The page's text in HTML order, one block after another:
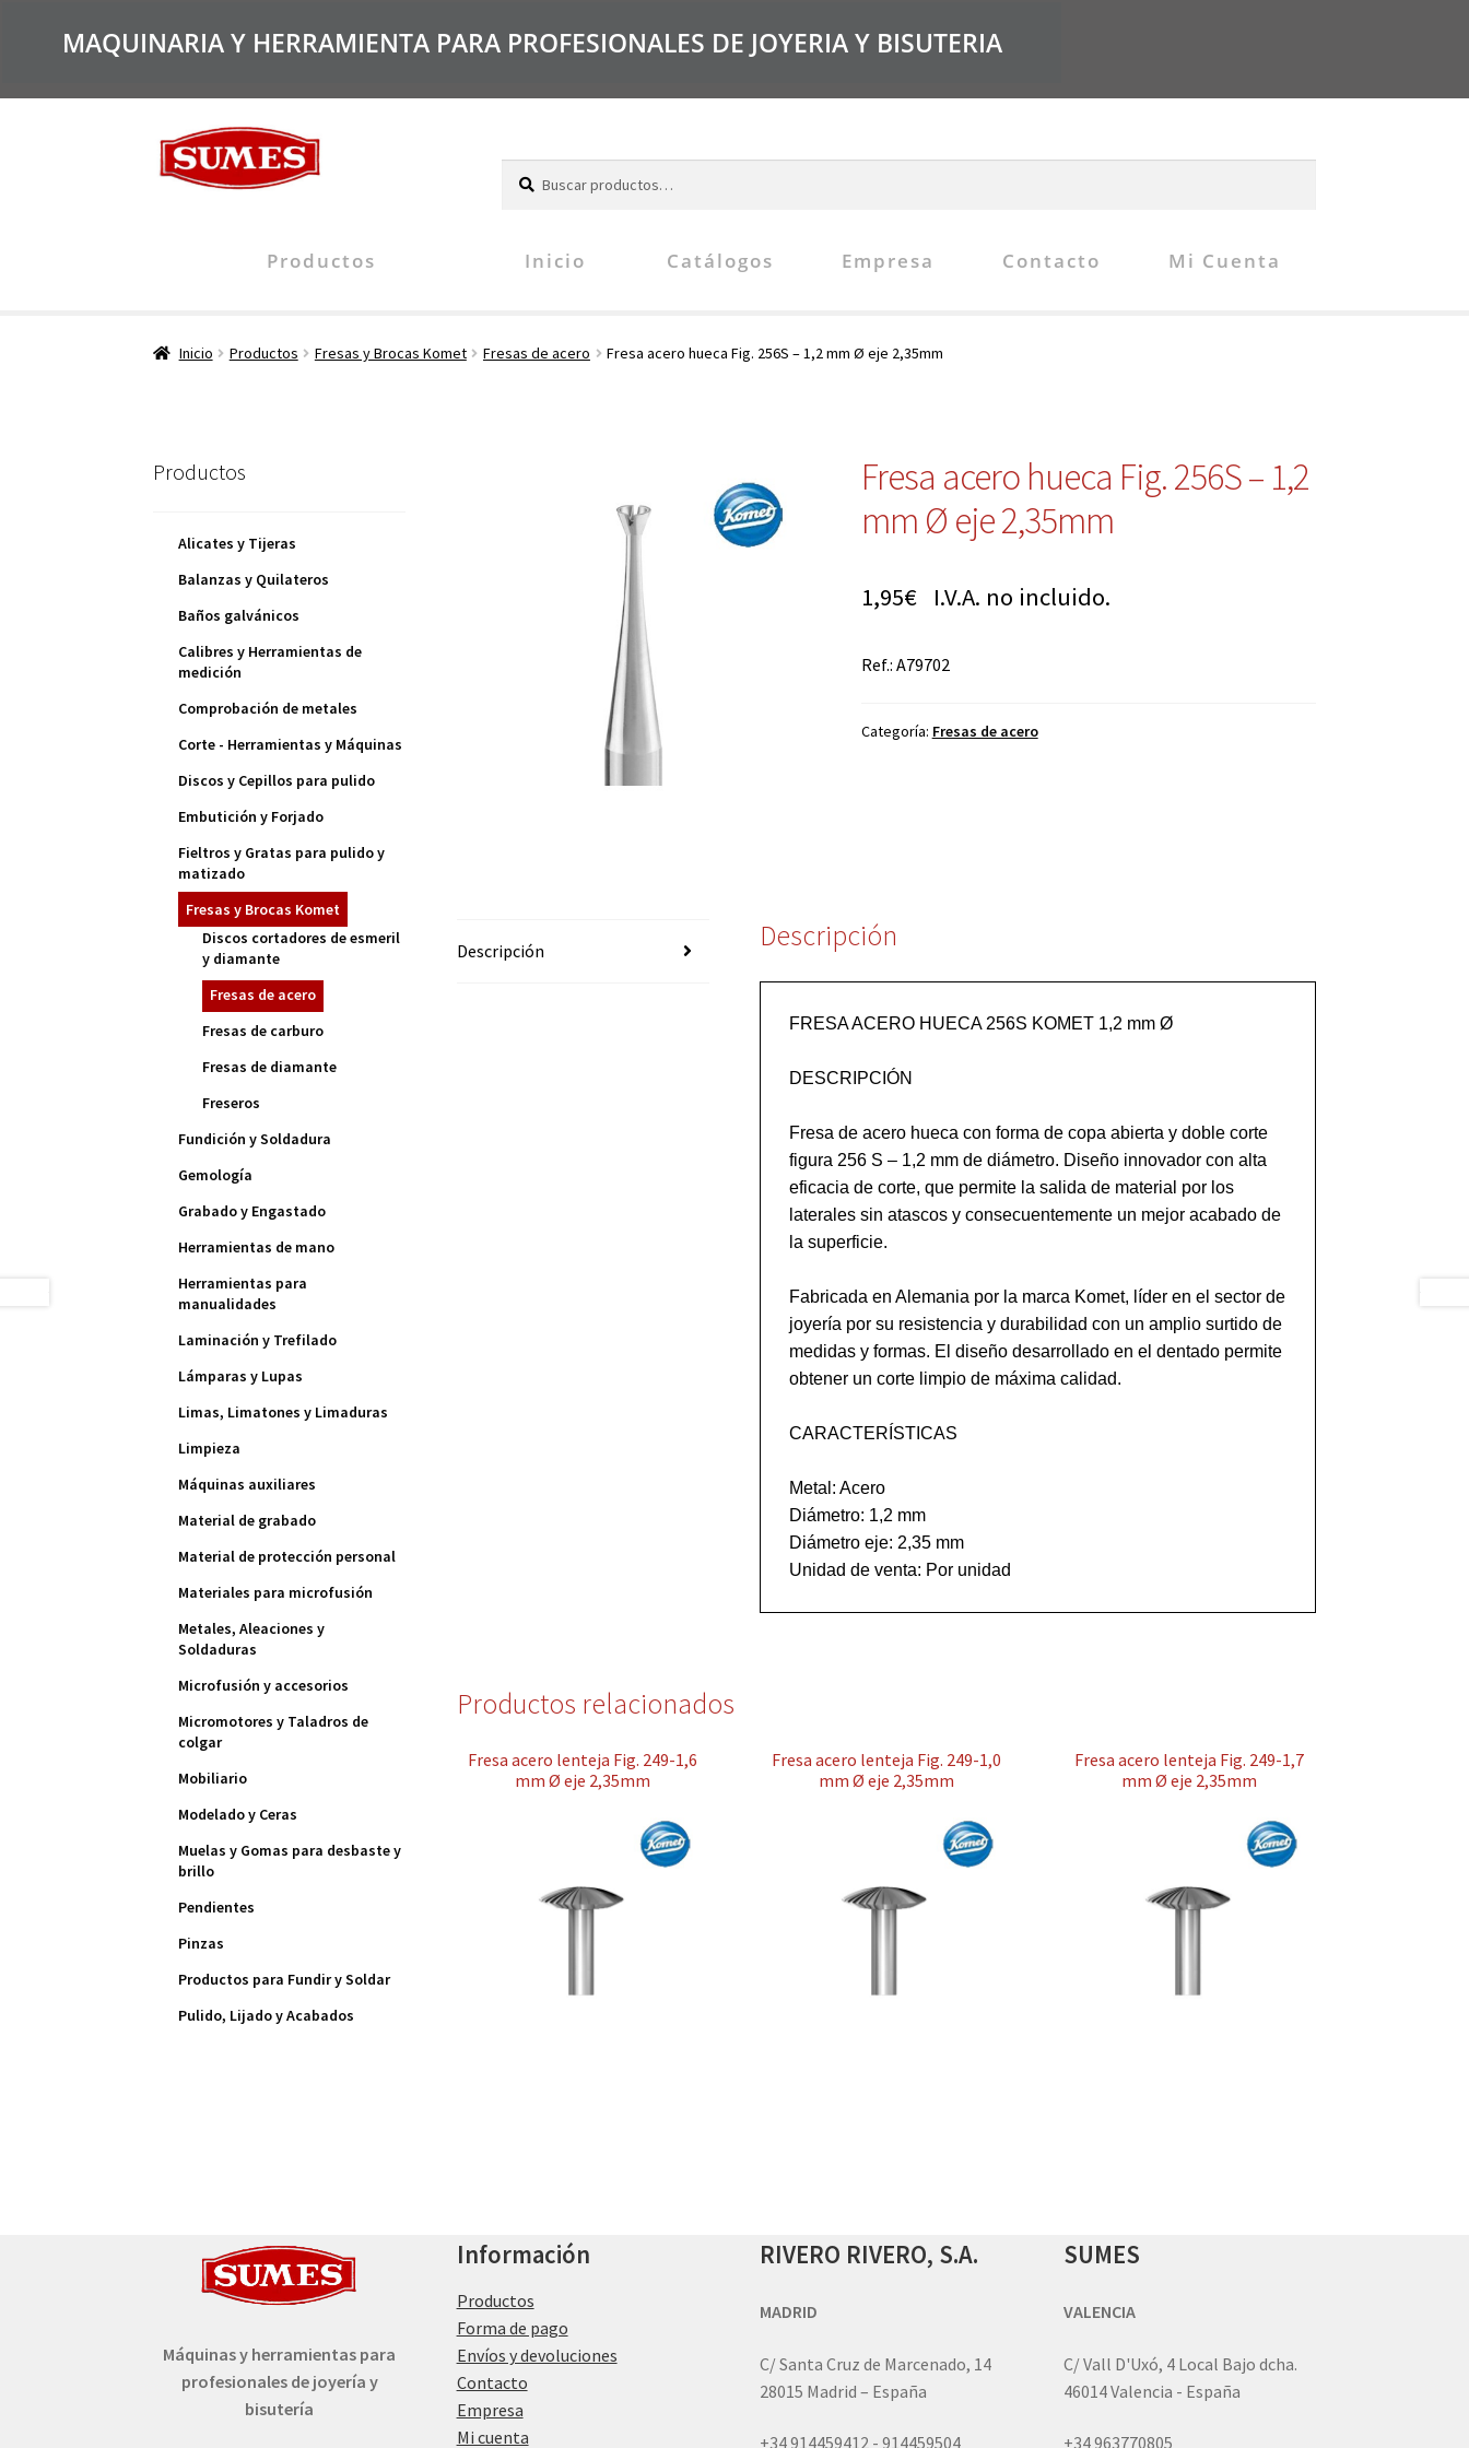
MAQUINARIA Y HERRAMIENTA PARA PROFESIONALES DE JOYERIA Y BISUTERIA
Productos Inicio Catálogos Empresa Contacto Mi Cuenta
Inicio Productos Fresas y Brocas Komet Fresas de acero Fresa acero hueca Fig. 256S – 1,2 mm Ø eje 2,35mm
Fresa acero hueca Fig. 256S – 1,2
mm Ø eje 2,35mm
1,95€I.V.A. no incluido.
Ref.: A79702
Categoría: Fresas de acero
Descripción Descripción
FRESA ACERO HUECA 256S KOMET 1,2 mm Ø
DESCRIPCIÓN
Fresa de acero hueca con forma de copa abierta y doble corte
figura 256 S – 1,2 mm de diámetro. Diseño innovador con alta
eficacia de corte, que permite la salida de material por los
laterales sin atascos y consecuentemente un mejor acabado de
la superficie.
Fabricada en Alemania por la marca Komet, líder en el sector de
joyería por su resistencia y durabilidad con un amplio surtido de
medidas y formas. El diseño desarrollado en el dentado permite
obtener un corte limpio de máxima calidad.
CARACTERÍSTICAS
Metal: Acero
Diámetro: 1,2 mm
Diámetro eje: 2,35 mm
Unidad de venta: Por unidad
Productos relacionados
Fresa acero lenteja Fig. 249-1,6
mm Ø eje 2,35mm
Fresa acero lenteja Fig. 249-1,0
mm Ø eje 2,35mm
Fresa acero lenteja Fig. 249-1,7
mm Ø eje 2,35mm
Productos
Alicates y Tijeras
Balanzas y Quilateros
Baños galvánicos
Calibres y Herramientas de
medición
Comprobación de metales
Corte - Herramientas y Máquinas
Discos y Cepillos para pulido
Embutición y Forjado
Fieltros y Gratas para pulido y
matizado
Fresas y Brocas Komet
Discos cortadores de esmeril
y diamante
Fresas de acero
Fresas de carburo
Fresas de diamante
Freseros
Fundición y Soldadura
Gemología
Grabado y Engastado
Herramientas de mano
Herramientas para
manualidades
Laminación y Trefilado
Lámparas y Lupas
Limas, Limatones y Limaduras
Limpieza
Máquinas auxiliares
Material de grabado
Material de protección personal
Materiales para microfusión
Metales, Aleaciones y
Soldaduras
Microfusión y accesorios
Micromotores y Taladros de
colgar
Mobiliario
Modelado y Ceras
Muelas y Gomas para desbaste y
brillo
Pendientes
Pinzas
Productos para Fundir y Soldar
Pulido, Lijado y Acabados
Máquinas y herramientas para
profesionales de joyería y
bisutería
Información
Productos
Forma de pago
Envíos y devoluciones
Contacto
Empresa
Mi cuenta
RIVERO RIVERO, S.A.
MADRID
C/ Santa Cruz de Marcenado, 14
28015 Madrid – España
+34 914459412 - 914459504
SUMES
VALENCIA
C/ Vall D'Uxó, 4 Local Bajo dcha.
46014 Valencia - España
+34 963770805